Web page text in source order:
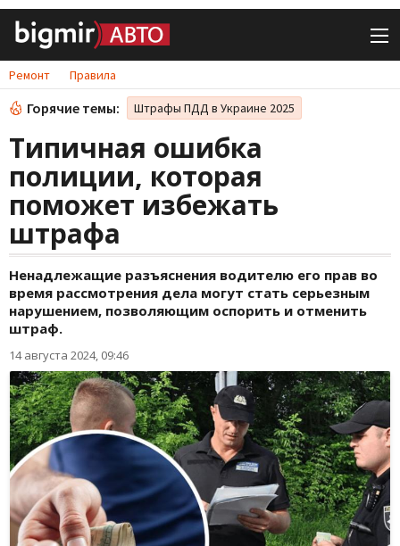
Ремонт Правила
Горячие темы: Штрафы ПДД в Украине 2025
Типичная ошибка
полиции, которая
поможет избежать
штрафа
Ненадлежащие разъяснения водителю его прав во
время рассмотрения дела могут стать серьезным
нарушением, позволяющим оспорить и отменить
штраф.
14 августа 2024, 09:46